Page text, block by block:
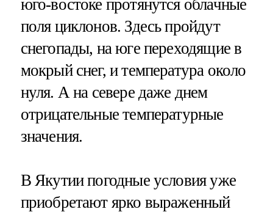
юго-востоке протянутся облачные
поля циклонов. Здесь пройдут
снегопады, на юге переходящие в
мокрый снег, и температура около
нуля. А на севере даже днем
отрицательные температурные
значения.
В Якутии погодные условия уже
приобретают ярко выраженный